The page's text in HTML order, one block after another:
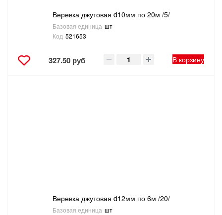
Веревка джутовая d10мм по 20м /5/
Базовая единица шт
Код 521653
327.50 руб В корзину
Веревка джутовая d12мм по 6м /20/
Базовая единица шт